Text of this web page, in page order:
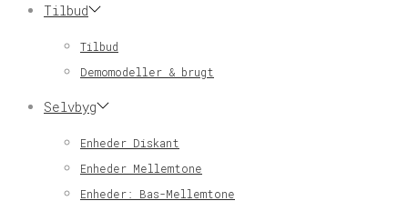
Tilbud
Tilbud
Demomodeller & brugt
Selvbyg
Enheder Diskant
Enheder Mellemtone
Enheder: Bas-Mellemtone